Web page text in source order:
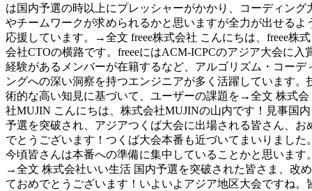
は国内予選の時以上にプレッシャーがかかり、コーディング
やチームワークが求められるかと思いますが全力が出せるよ
応援しています。→全文 freee株式会社 こんにちは、freee株式
会社CTOの横路です。freeeにはACM-ICPCのアジア大会に入
経験があるメンバーが在籍するなど、アルゴリズム・コーデ
ングへの深い洞察を持つエンジニアが多く活躍しています。
術的な高い知見に基づいて、ユーザーの課題を→全文 株式会
社MUJIN こんにちは、株式会社MUJINの山内です！見事国内
予選を突破され、アジアつくば大会に出場される皆さん、お
でとうございます！つくば大会本番も近づいてまいりました
今頃皆さんは本番への準備に集中していることかと思います
→全文 株式会社いい生活 国内予選を突破された皆さま、改め
ておめでとうございます！いよいよアジア地区大会ですね。